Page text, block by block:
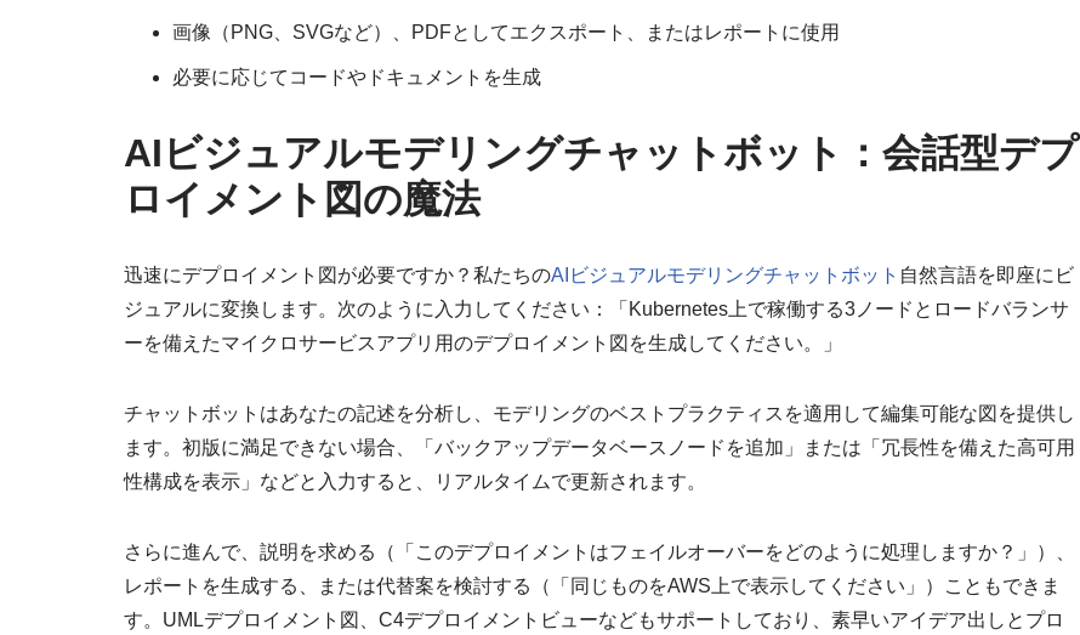
画像（PNG、SVGなど）、PDFとしてエクスポート、またはレポートに使用
必要に応じてコードやドキュメントを生成
AIビジュアルモデリングチャットボット：会話型デプ
ロイメント図の魔法
迅速にデプロイメント図が必要ですか？私たちのAIビジュアルモデリングチャットボット 自然言語を即座にビ
ジュアルに変換します。次のように入力してください：「Kubernetes上で稼働する3ノードとロードバランサ
ーを備えたマイクロサービスアプリ用のデプロイメント図を生成してください。」
チャットボットはあなたの記述を分析し、モデリングのベストプラクティスを適用して編集可能な図を提供し
ます。初版に満足できない場合、「バックアップデータベースノードを追加」または「冗長性を備えた高可用
性構成を表示」などと入力すると、リアルタイムで更新されます。
さらに進んで、説明を求める（「このデプロイメントはフェイルオーバーをどのように処理しますか？」）、
レポートを生成する、または代替案を検討する（「同じものをAWS上で表示してください」）こともできま
す。UMLデプロイメント図、C4デプロイメントビューなどもサポートしており、素早いアイデア出しとプロ